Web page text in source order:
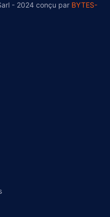
- 2024 conçu par BYTES-